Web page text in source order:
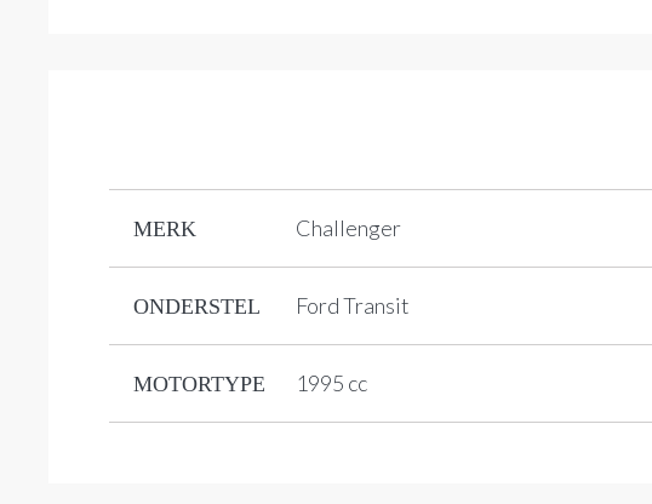
MERK Challenger
ONDERSTEL Ford Transit
MOTORTYPE 1995 cc